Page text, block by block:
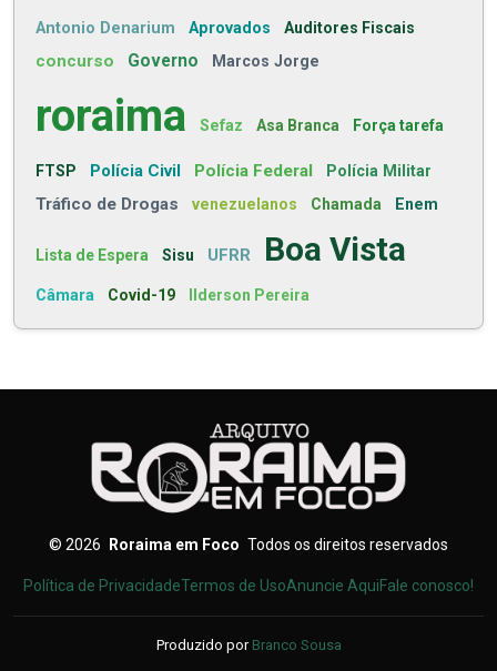
Antonio Denarium Aprovados Auditores Fiscais
concurso Governo Marcos Jorge
roraima Sefaz Asa Branca Força tarefa
FTSP Polícia Civil Polícia Federal Polícia Militar
Tráfico de Drogas venezuelanos Chamada Enem
Lista de Espera Sisu UFRR Boa Vista
Câmara Covid-19 Ilderson Pereira
© 2026 Roraima em Foco Todos os direitos reservados
Política de PrivacidadeTermos de UsoAnuncie AquiFale conosco!
Produzido por Branco Sousa